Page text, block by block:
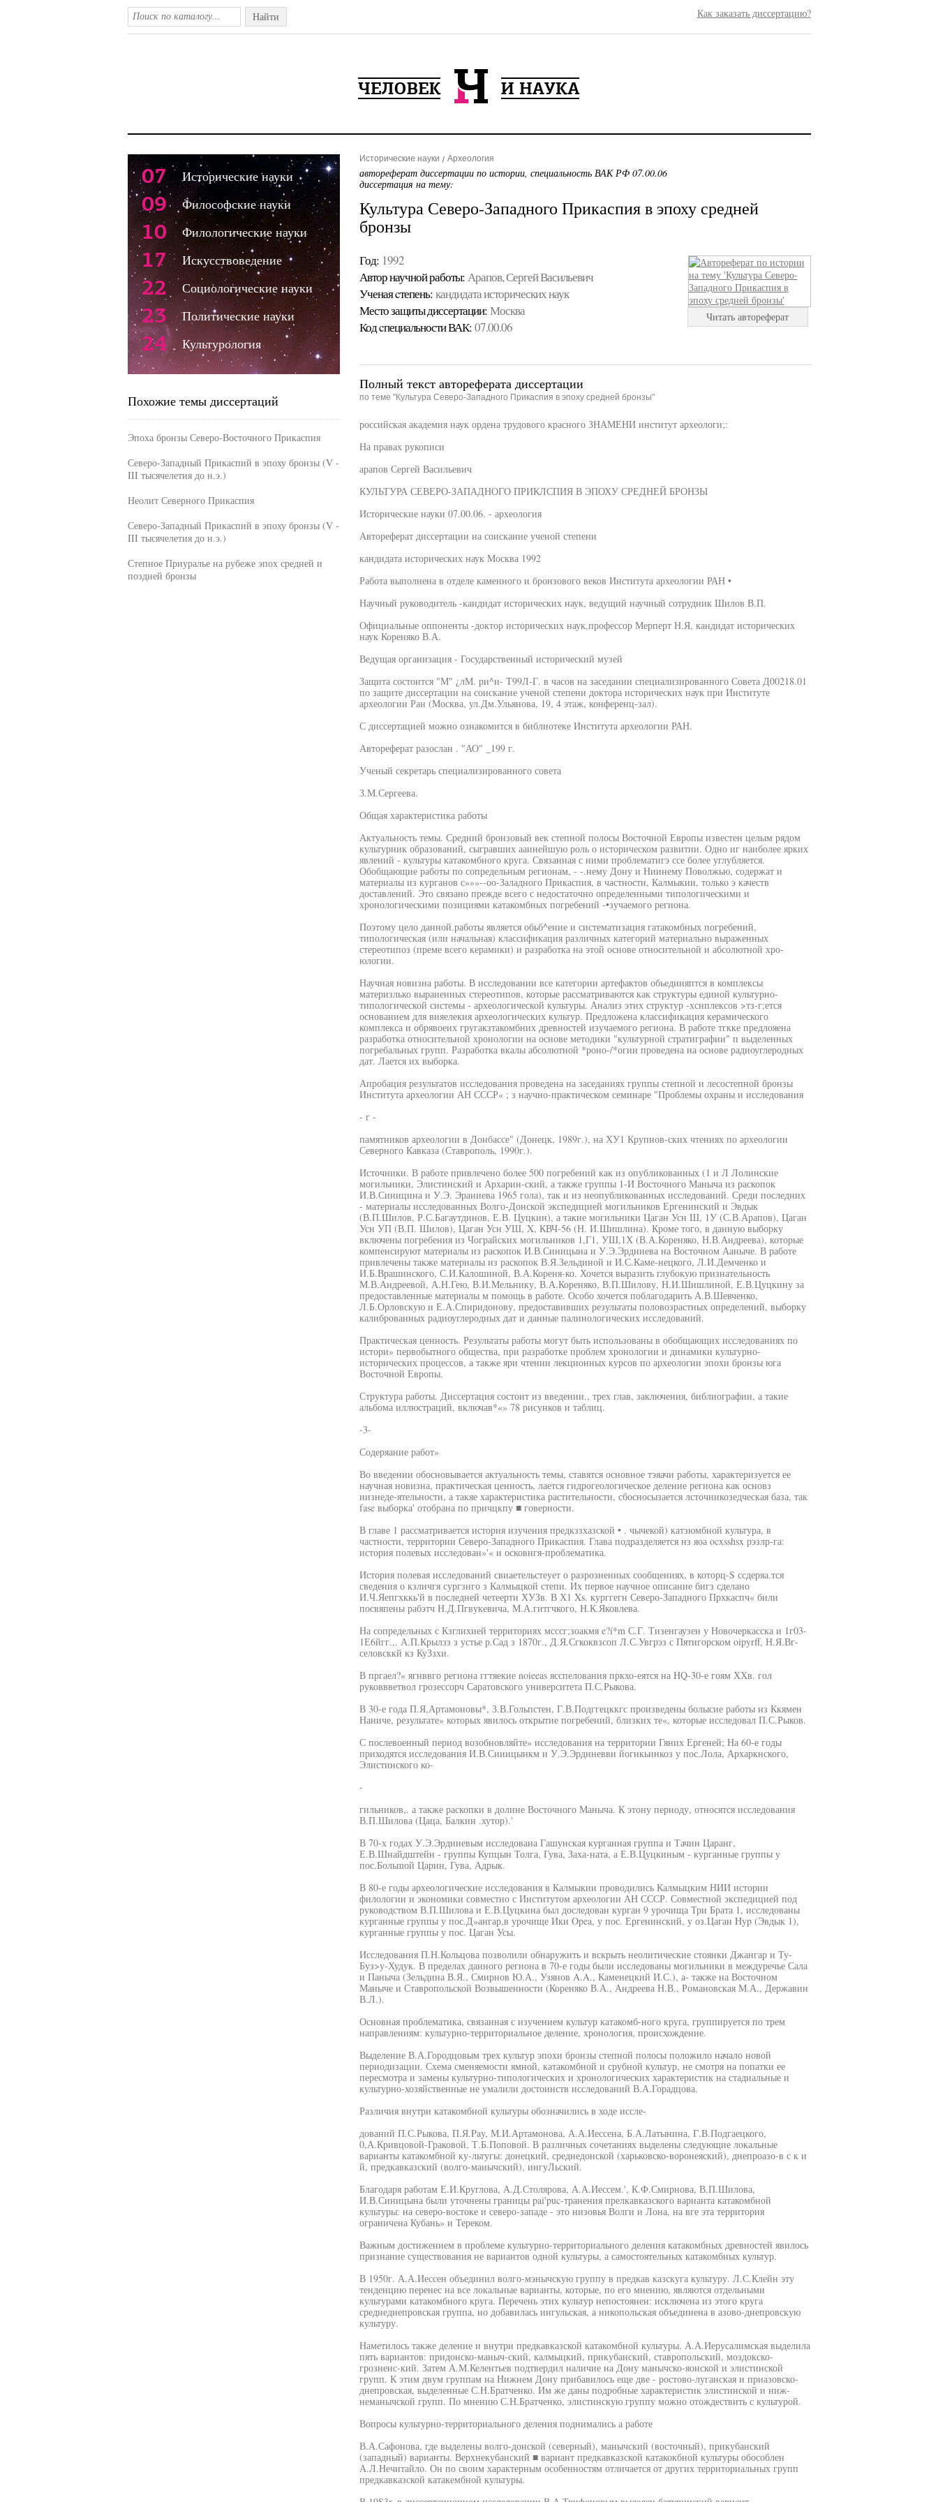
Найти Как заказать диссертацию?
Исторические науки Археология
автореферат диссертации по истории, специальность ВАК РФ 07.00.06
диссертация на тему:
Культура Северо-Западного Прикаспия в эпоху средней
бронзы
Год: 1992
Автор научной работы: Арапов, Сергей Васильевич
Ученая cтепень: кандидата исторических наук
Место защиты диссертации: Москва
Код cпециальности ВАК: 07.00.06
Читать автореферат
Полный текст автореферата диссертации
по теме "Культура Северо-Западного Прикаспия в эпоху средней бронзы"
российская академия наук ордена трудового красного ЗНАМЕНИ институт археологи;:
На правах рукописи
арапов Сергей Васильевич
КУЛЬТУРА СЕВЕРО-ЗАПАДНОГО ПРИКЛСПИЯ В ЭПОХУ СРЕДНЕЙ БРОНЗЫ
Исторические науки 07.00.06. - археология
Автореферат диссертации на соискание ученой степени
кандидата исторических наук Москва 1992
Работа выполнена в отделе каменного и бронзового веков Института археологии РАН •
Научный руководитель -кандидат исторических наук, ведущий научный сотрудник Шилов В.П.
Официальные оппоненты -доктор исторических наук,профессор Мерперт Н.Я, кандидат исторических
наук Кореняко В.А.
Ведущая организация - Государственный исторический музей
Защита состоится "М" ¿лМ. ри^и- Т99Л-Г. в часов на заседании специализированного Совета Д00218.01
по защите диссертации на соискание ученой степени доктора исторических наук при Институте
археологии Ран (Москва, ул.Дм.Ульянова, 19, 4 этаж, конференц-зал).
С диссертацией можно ознакомится в библиотеке Института археологии РАН.
Автореферат разослан . "АО" _199 г.
Ученый секретарь специализированного совета
З.М.Сергеева.
Общая характеристика работы
Актуальность темы. Средний бронзовый век степной полосы Восточной Европы известен целым рядом
культурник образований, сыгравших ааинейшую роль о историческом развитии. Одно иг наиболее ярких
явлений - культуры катакомбного круга. Связанная с ними проблематигэ ссе более углубляется.
Обобщающие работы по сопредельным регионам, - -.нему Дону и Ниинему Поволжью, содержат и
материалы из курганов с»»»--оо-Заладного Прикаспия, в частности, Калмыкии, только э качеств
доставлений. Это связано прежде всего с недостаточно определенными типологическими и
хронологическими позициями катакомбных погребений -•зучаемого региона.
Поэтому цело данной.работы является обьб^ение и систематизация гатакомбных погребений,
типологическая (или начальная) классификация различных категорий материально выраженных
стереотипоз (преме всего керамики) и разработка на этой основе относительной и абсолютной хро-
юлогии.
Научная новизна работы. В исследовании все категории артефактов обьединяптся в комплексы
материзлько выраиенных стереотипов, которые рассматриваются как структуры единой культурно-
типологической системы - археологической культуры. Анализ этих структур -хснплексов >тз-г;ется
основанием для вияелекия археологических культур. Предложена классификация керамического
комплекса и обрявоеих гругакзтакомбних древностей изучаемого региона. В работе тгкке предлояена
разработка относительной хронологии на основе методики "культурной стратиграфии" п выделенных
погребальных групп. Разработка вкалы абсолютной *роно-/*огии проведена на основе радиоуглеродных
дат. Лается их выборка.
Апробация результатов исследования проведена на заседаниях группы степной и лесостепной бронзы
Института археологии АН СССР« ; з научно-практическом семинаре "Проблемы охраны и исследования
- г -
памятников археологии в Донбассе" (Донецк, 1989г.), на ХУ1 Крупнов-ских чтениях по археологии
Северного Кавказа (Ставрополь, 1990г.).
Источники. В работе привлечено более 500 погребений как из опубликованных (1 и Л Лолинские
могильники, Элистинский и Архарин-ский, а также группы 1-И Восточного Маныча из раскопок
И.В.Синицина и У.Э. Эраниева 1965 гола), так и из неопубликованных исследований. Среди последних
- материалы исследованных Волго-Донской экспедицией могильников Ергенинский и Эвдык
(В.П.Шилов, Р.С.Багаутдинов, Е.В. Цуцкин), а такие могильники Цаган Усн Ш, 1У (С.В.Арапов), Цаган
Усн УП (В.П. Шилов), Цаган Усн УШ, X, КВЧ-56 (Н. И.Шишлина). Кроме того, в данную выборку
включены погребения из Чограйских могильников 1,Г1, УШ,1Х (В.А.Кореняко, Н.В.Андреева), которые
компенсируют материалы из раскопок И.В.Синицына и У.Э.Эрдниева на Восточном Ааныче. В работе
привлечены также материалы из раскопок В.Я.Зельдиной и И.С.Каме-нецкого, Л.И.Демченко и
И.Б.Врашинского, С.И.Калошиной, В.А.Кореня-ко. Хочется выразить глубокую признательность
М.В.Андреевой, А.Н.Гею, В.И.Мельнику, В.А.Кореняко, В.П.Шилову, Н.И.Шишлиной, Е.В.Цуцкину за
предоставленные материалы м помощь в работе. Особо хочется поблагодарить А.В.Шевченко,
Л.Б.Орловскую и Е.А.Спиридонову, предоставивших результаты половозрастных определений, выборку
калиброванных радиоуглеродных дат и данные палинологических исследований.
Практическая ценность. Результаты работы могут быть использованы в обобщающих исследованиях по
истори» первобытного общества, при разработке проблем хронологии и динамики культурно-
исторических процессов, а также яри чтении лекционных курсов по археологии эпохи бронзы юга
Восточной Европы.
Структура работы. Диссертация состоит из введении., трех глав, заключения, библиографии, а такие
альбома иллюстраций, включав*«» 78 рисунков и таблиц.
-3-
Содеряание работ»
Во введении обосновывается актуальность темы, ставятся основное тэяачи работы, характеризуется ее
научная новизна, практическая ценность, лается гидрогеологическое деление региона как основз
иизнеде-ятельности, а такяе характеристика растительности, сбосносызается лсточникозедческая база, так
fase выборка' отобрана по причцкпу ■ говерности.
В главе 1 рассматривается история изучения предкззхазской • . чычекой) катзюмбной культура, в
частности, территории Северо-Западного Прикаспия. Глава подразделяется нз яоа ocxsshsx рэзлр-га:
история полевых исследован»'« и осковнгя-проблематика.
История полевая исследований свиаетельстеует о разрозненных сообщениях, в которц-S ссдеряа.тся
сведения о кзличгя сургзнго з Калмыцкой степи. Их первое научное описание бигз сделано
И.Ч.Яепгхккь'й в последней четеерти ХУЗв. В Х1 Xs. курггегн Северо-Западного Прхкаспч« били
посвяпены рабэтч Н.Д.Пгвукевича, М.А.гитгчкого, Н.К.Яковлева.
На сопредельных с Кзглихией территориях мсссг;зоакмя e?í*m С.Г. Тизенгаузен у Новочеркасска и 1г03-
1Е6йгг.,. А.П.Крылзз з устье р.Сад з 1870г., Д.Я.Сгкоквзсоп Л.С.Увгрэз с Пятигорском oipyrff, Н.Я.Вг-
селовсккй кз КуЗзхи.
В пргаел?« ягнввго региона ггтяекие noieeas ясспелования пркхо-еятся на HQ-30-е гоям ХХв. гол
руковвветвол грозессорч Саратовского университета П.С.Рыкова.
В 30-е года П.Я,Артамоновы*, З.В.Гольпстен, Г.В.Подггецккгс произведены болысие работы нз Ккямен
Наниче, результате» которых явилось открытие погребений, близких те«, которые исследовал П.С.Рыков.
С послевоенный период возобновляйте» исследования на территории Гяних Ергеней; На 60-е годы
приходятся исследования И.В.Сииицынкм и У.Э.Эрднневви йогнкьинкоз у пос.Лола, Архаркнского,
Элистинского ко-
-
гильников,. а также раскопки в долине Восточного Маныча. К этону периоду, относятся исследования
В.П.Шилова (Цаца, Балкин .хутор).'
В 70-х годах У.Э.Эрдниевым исследована Гашунская курганная группа и Тачин Царанг,
Е.В.Шнайдштейн - группы Купцын Толга, Гува, Заха-ната, а Е.В.Цуцкиным - курганные группы у
пос.Большой Царин, Гува, Адрык.
В 80-е годы археологические исследования в Калмыкии проводились Калмыцким НИИ истории
филологии и экономики совместно с Институтом археологии АН СССР. Совместной экспедицией под
руководством В.П.Шилова и Е.В.Цуцкина был доследован курган 9 урочища Три Брата 1, исследованы
курганные группы у пос.Д»ангар,в урочище Ики Opea, у пос. Ергенинский, у оз.Цаган Hyp (Эвдык 1),
курганные группы у пос. Цаган Усы.
Исследования П.Н.Кольцова позволили обнаружить и вскрыть неолитические стоянки Джангар и Ту-
Буз>у-Худук. В пределах данного региона в 70-е годы были исследованы могильники в междуречье Сала
и Паныча (Зельдина В.Я., Смирнов Ю.А., Узянов A.A., Каменецкий И.С.), а- также на Восточном
Маныче и Ставропольской Возвышенности (Кореняко В.А., Андреева Н.В., Романовская М.А., Державин
В.Л.).
Основная проблематика, связанная с изучением культур катакомб-ного круга, группируется по трем
направлениям: культурно-территориальное деление, хронология, происхождение.
Выделение В.А.Городцовым трех культур эпохи бронзы степной полосы положило начало новой
периодизации. Схема сменяемости ямной, катакомбной и срубной культур, не смотря на попатки ее
пересмотра и замены культурно-типологических и хронологических характеристик на стадиальные и
культурно-хозяйственные не умалили достоинств исследований В.А.Горадцова.
Различия внутри катакомбной культуры обозначились в ходе иссле-
дований П.С.Рыкова, П.Я.Pay, М.И.Артамонова, А.А.Иессена, Б.А.Латынина, Г.В.Подгаецкого,
0,А.Кривцовой-Граковой, Т.Б.Поповой. В различных сочетаниях выделены следующие локальные
варианты катакомбной ку-льтугы: донецкий, среднедонской (харьковско-воронеяский), днепроазо-в с к и
й, предкавказский (волго-манычский), ингуЛьский.
Благодаря работам Е.И.Круглова, А.Д.Столярова, А.А.Иессем.', К.Ф.Смирнова, В.П.Шилова,
И.В.Синицына были уточнены границы pai'puc-транения прелкавказского варианта катакомбной
культуры: на северо-востоке и северо-западе - это низовья Волги и Лона, на вге эта территория
ограничена Кубань» и Тереком.
Важным достижением в проблеме культурно-территориального деления катакомбных древностей явилось
признание существования не вариантов одной культуры, а самостоятельных катакомбных культур.
В 1950г. А.А.Иессен объединил волго-мэнычскую группу в предкав казскуга культуру. Л.С.Клейн эту
тенденцию перенес на все локальные варианты, которые, по его мнению, являются отдельными
культурами катакомбного круга. Перечень этих культур непостоянен: исключена из этого круга
среднеднепровская группа, но добавилась ингульская, а никопольская объединена в азово-днепровскую
культуру.
Наметилось также деление и внутри предкавказской катакомбной культуры. А.А.Иерусалимская выделила
пять вариантов: придонско-маныч-ский, калмыцкий, прикубанский, ставропольский, моздокско-
грозненс-кий. Затем А.М.Келентьев подтвердил наличие на Дону манычско-яонской и элистинской
групп. К этим двум группам на Нижнем Дону прибавилось еще две - ростово-луганская и приазовско-
днепровская, выделенные С.Н.Братченко. Им же даны подробные характеристик элистинской и ниж-
неманычской групп. По мнению С.Н.Братченко, элистинскую группу можно отождествить с культурой.
Вопросы культурно-территориального деления поднимались а работе
В.А.Сафонова, где выделены волго-донской (северный), манычский (восточный), прикубанский
(западный) варианты. Верхнекубанский ■ вариант предкавказской катакокбной культуры обособлен
А.Л.Нечитайло. Он по своим характерным особенностям отличается от других территориальных групп
предкавказской катакембной культуры.
07 Исторические науки
09 Философские науки
10 Филологические науки
17 Искусствоведение
22 Социологические науки
23 Политические науки
24 Культурология
Похожие темы диссертаций
Эпоха бронзы Северо-Восточного Прикаспия
Северо-Западный Прикаспий в эпоху бронзы (V -
III тысячелетия до н.э.)
Неолит Северного Прикаспия
Северо-Западный Прикаспий в эпоху бронзы (V -
III тысячелетия до н.э.)
Степное Приуралье на рубеже эпох средней и
поздней бронзы